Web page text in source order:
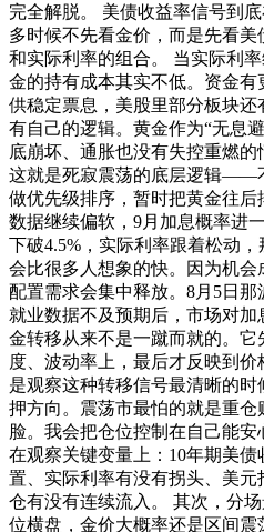
完全解脱。 美债收益率信号到
多时候不先看金价，而是先看
和实际利率的组合。 当实际利
金的持有成本其实不低。资金有
供稳定票息，美股里部分板块
有自己的逻辑。黄金作为“无息
底崩坏、通胀也没有失控重燃的
这就是死寂震荡的底层逻辑——
做优先级排序，暂时把黄金往
数据继续偏软，9月加息概率进
下破4.5%，实际利率跟着松动
会比很多人想象的快。因为机
配置需求会集中释放。8月5日
就业数据不及预期后，市场对
金转移从来不是一蹴而就的。
度、波动率上，最后才反映到
是观察这种转移信号最清晰的
押方向。震荡市最怕的就是重
脸。我会把仓位控制在自己能
在观察关键变量上：10年期美
置、实际利率有没有拐头、美元
仓有没有连续流入。 其次，分
位横盘，金价大概率还是区间